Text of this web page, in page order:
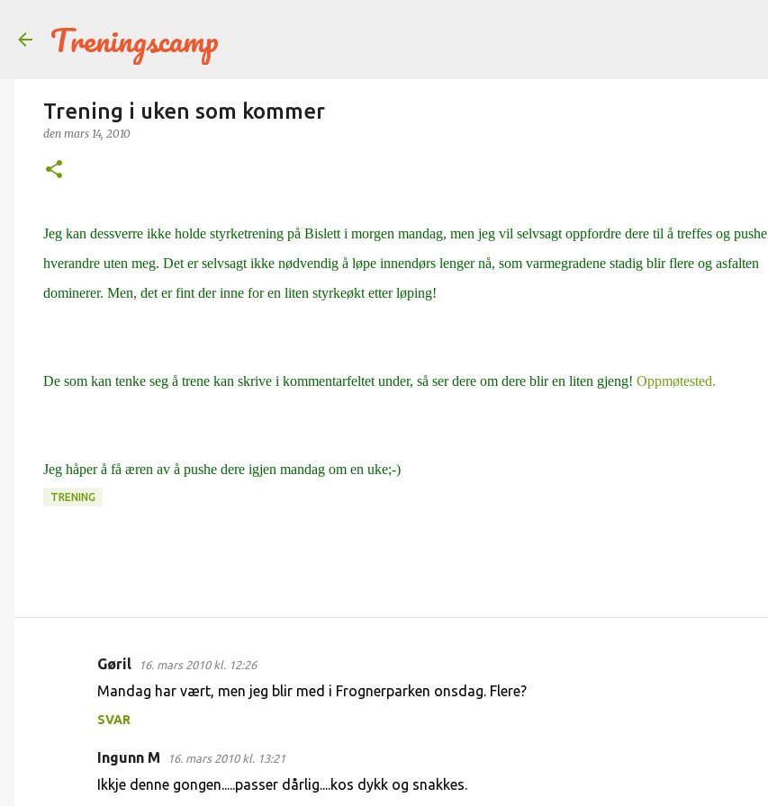
Treningscamp
Trening i uken som kommer
den mars 14, 2010
Jeg kan dessverre ikke holde styrketrening på Bislett i morgen mandag, men jeg vil selvsagt oppfordre dere til å treffes og pushe
hverandre uten meg. Det er selvsagt ikke nødvendig å løpe innendørs lenger nå, som varmegradene stadig blir flere og asfalten
dominerer. Men, det er fint der inne for en liten styrkeøkt etter løping!
De som kan tenke seg å trene kan skrive i kommentarfeltet under, så ser dere om dere blir en liten gjeng! Oppmøtested.
Jeg håper å få æren av å pushe dere igjen mandag om en uke;-)
TRENING
Gøril 16. mars 2010 kl. 12:26
Mandag har vært, men jeg blir med i Frognerparken onsdag. Flere?
SVAR
Ingunn M 16. mars 2010 kl. 13:21
Ikkje denne gongen.....passer dårlig....kos dykk og snakkes.